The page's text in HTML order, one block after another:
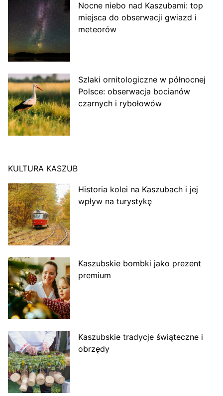
Nocne niebo nad Kaszubami: top
miejsca do obserwacji gwiazd i
meteorów
Szlaki ornitologiczne w północnej
Polsce: obserwacja bocianów
czarnych i rybołowów
KULTURA KASZUB
Historia kolei na Kaszubach i jej
wpływ na turystykę
Kaszubskie bombki jako prezent
premium
Kaszubskie tradycje świąteczne i
obrzędy